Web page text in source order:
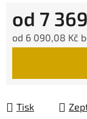
od 7
od 6 090,08 Kč
Tisk